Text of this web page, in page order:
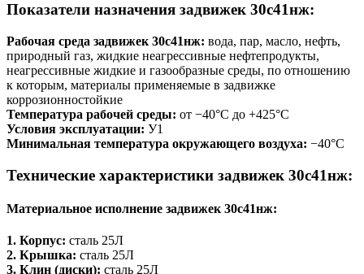
Показатели назначения задвижек 30с41нж:
Рабочая среда задвижек 30с41нж: вода, пар, масло, нефть,
природный газ, жидкие неагрессивные нефтепродукты,
неагрессивные жидкие и газообразные среды, по отношению
к которым, материалы применяемые в задвижке
коррозионностойкие
Температура рабочей среды: от −40°С до +425°С
Условия эксплуатации: У1
Минимальная температура окружающего воздуха: −40°С
Технические характеристики задвижек 30с41нж:
Материальное исполнение задвижек 30с41нж:
1. Корпус: сталь 25Л
2. Крышка: сталь 25Л
3. Клин (диски): сталь 25Л